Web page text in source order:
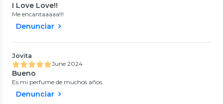
I Love Love!!
Me encantaaaaa!!!
Denunciar
Jovita
June 2024
Bueno
Es mi perfume de muchos años
Denunciar